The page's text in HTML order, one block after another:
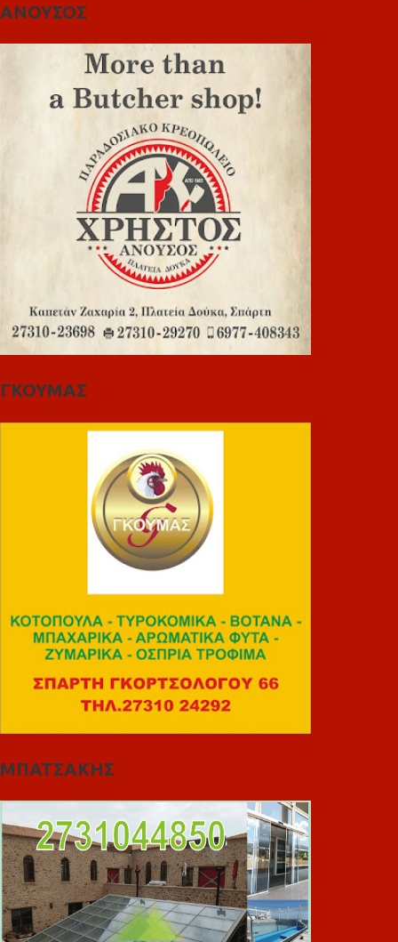
ΑΝΟΥΣΟΣ
ΓΚΟΥΜΑΣ
ΜΠΑΤΣΑΚΗΣ